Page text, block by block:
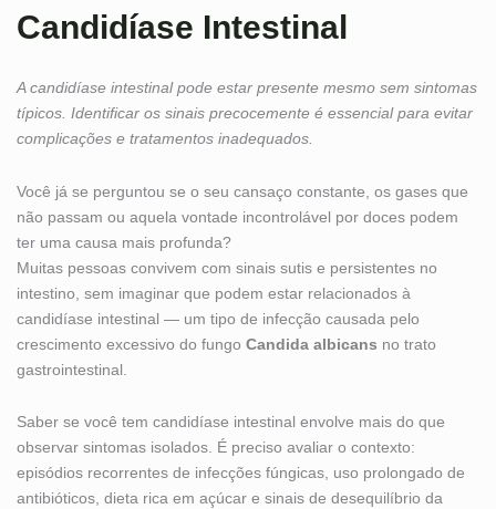
Candidíase Intestinal
A candidíase intestinal pode estar presente mesmo sem sintomas
típicos. Identificar os sinais precocemente é essencial para evitar
complicações e tratamentos inadequados.
Você já se perguntou se o seu cansaço constante, os gases que
não passam ou aquela vontade incontrolável por doces podem
ter uma causa mais profunda?
Muitas pessoas convivem com sinais sutis e persistentes no
intestino, sem imaginar que podem estar relacionados à
candidíase intestinal — um tipo de infecção causada pelo
crescimento excessivo do fungo Candida albicans no trato
gastrointestinal.
Saber se você tem candidíase intestinal envolve mais do que
observar sintomas isolados. É preciso avaliar o contexto:
episódios recorrentes de infecções fúngicas, uso prolongado de
antibióticos, dieta rica em açúcar e sinais de desequilíbrio da